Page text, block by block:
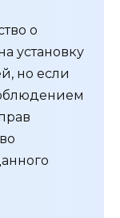
о
установку
но если